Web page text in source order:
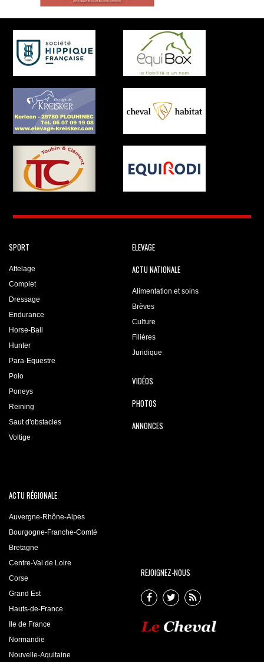
SPORT
Attelage
Complet
Dressage
Endurance
Horse-Ball
Hunter
Para-Equestre
Polo
Poneys
Reining
Saut d'obstacles
Voltige
ELEVAGE
ACTU NATIONALE
Alimentation et soins
Brèves
Culture
Filières
Juridique
VIDÉOS
PHOTOS
ANNONCES
ACTU RÉGIONALE
Auvergne-Rhône-Alpes
Bourgogne-Franche-Comté
Bretagne
Centre-Val de Loire
Corse
Grand Est
Hauts-de-France
Ile de France
Normandie
Nouvelle-Aquitaine
REJOIGNEZ-NOUS